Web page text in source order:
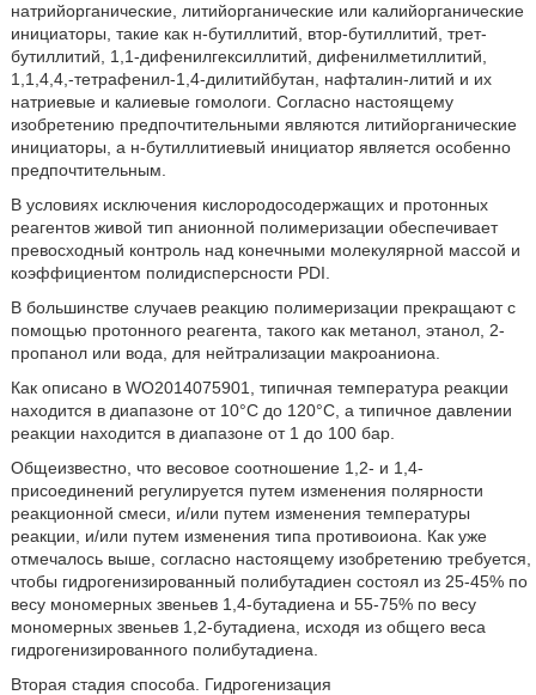
натрийорганические, литийорганические или калийорганические
инициаторы, такие как н-бутиллитий, втор-бутиллитий, трет-
бутиллитий, 1,1-дифенилгексиллитий, дифенилметиллитий,
1,1,4,4,-тетрафенил-1,4-дилитийбутан, нафталин-литий и их
натриевые и калиевые гомологи. Согласно настоящему
изобретению предпочтительными являются литийорганические
инициаторы, а н-бутиллитиевый инициатор является особенно
предпочтительным.
В условиях исключения кислородосодержащих и протонных
реагентов живой тип анионной полимеризации обеспечивает
превосходный контроль над конечными молекулярной массой и
коэффициентом полидисперсности PDI.
В большинстве случаев реакцию полимеризации прекращают с
помощью протонного реагента, такого как метанол, этанол, 2-
пропанол или вода, для нейтрализации макроаниона.
Как описано в WO2014075901, типичная температура реакции
находится в диапазоне от 10°C до 120°C, а типичное давлении
реакции находится в диапазоне от 1 до 100 бар.
Общеизвестно, что весовое соотношение 1,2- и 1,4-
присоединений регулируется путем изменения полярности
реакционной смеси, и/или путем изменения температуры
реакции, и/или путем изменения типа противоиона. Как уже
отмечалось выше, согласно настоящему изобретению требуется,
чтобы гидрогенизированный полибутадиен состоял из 25-45% по
весу мономерных звеньев 1,4-бутадиена и 55-75% по весу
мономерных звеньев 1,2-бутадиена, исходя из общего веса
гидрогенизированного полибутадиена.
Вторая стадия способа. Гидрогенизация